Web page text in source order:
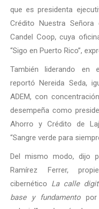
que es presidenta
Crédito Nuestra
Candel Coop, cuya
“Sigo en Puerto Rico”,
También liderando en
reportó Nereida Seda,
ADEM, con
desempeña como
Ahorro y Crédito de
“Sangre verde para
Del mismo modo, dijo
Ramírez Ferrer,
cibernético La calle
base y fundamento por